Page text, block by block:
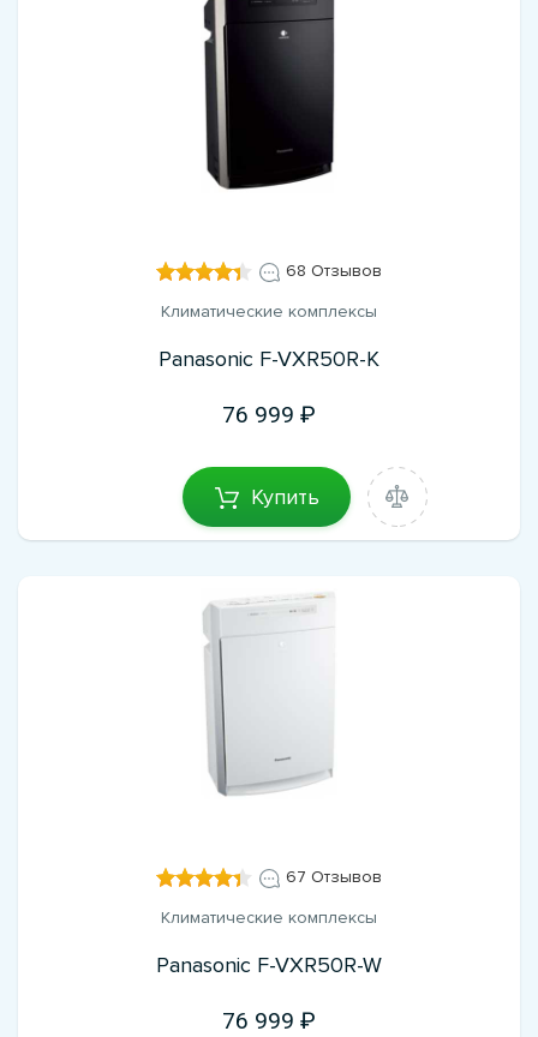
68 Отзывов
Климатические комплексы
Panasonic F-VXR50R-K
76 999
Купить
67 Отзывов
Климатические комплексы
Panasonic F-VXR50R-W
76 999